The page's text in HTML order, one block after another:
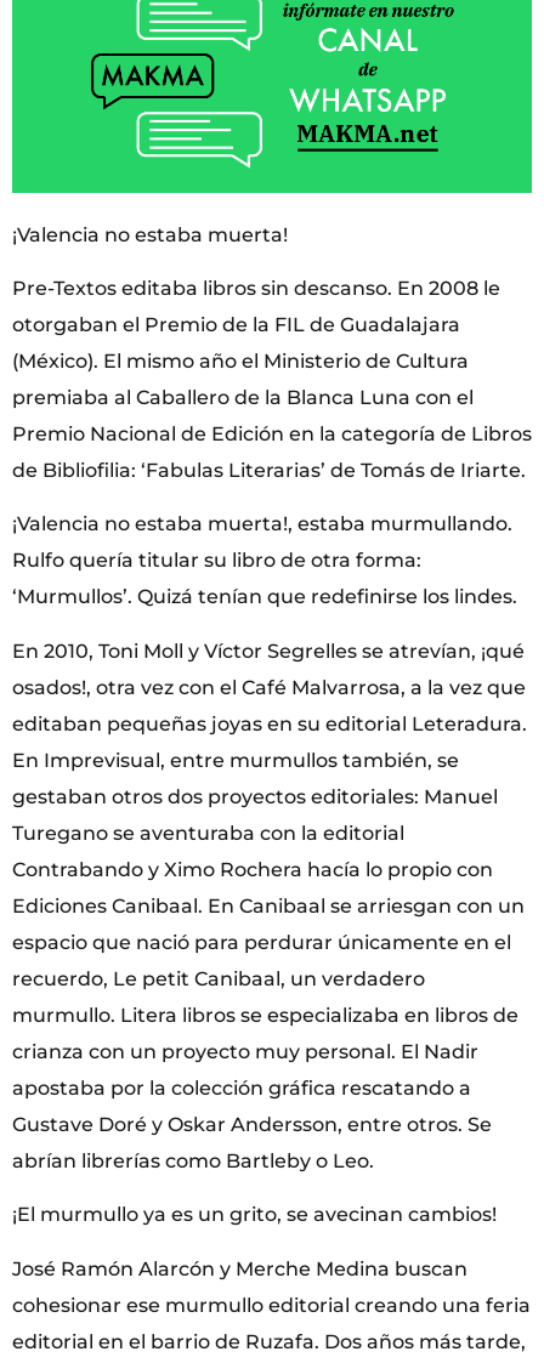
¡Valencia no estaba muerta!
Pre-Textos editaba libros sin descanso. En 2008 le
otorgaban el Premio de la FIL de Guadalajara
(México). El mismo año el Ministerio de Cultura
premiaba al Caballero de la Blanca Luna con el
Premio Nacional de Edición en la categoría de Libros
de Bibliofilia: ‘Fabulas Literarias’ de Tomás de Iriarte.
¡Valencia no estaba muerta!, estaba murmullando.
Rulfo quería titular su libro de otra forma:
‘Murmullos’. Quizá tenían que redefinirse los lindes.
En 2010, Toni Moll y Víctor Segrelles se atrevían, ¡qué
osados!, otra vez con el Café Malvarrosa, a la vez que
editaban pequeñas joyas en su editorial Leteradura.
En Imprevisual, entre murmullos también, se
gestaban otros dos proyectos editoriales: Manuel
Turegano se aventuraba con la editorial
Contrabando y Ximo Rochera hacía lo propio con
Ediciones Canibaal. En Canibaal se arriesgan con un
espacio que nació para perdurar únicamente en el
recuerdo, Le petit Canibaal, un verdadero
murmullo. Litera libros se especializaba en libros de
crianza con un proyecto muy personal. El Nadir
apostaba por la colección gráfica rescatando a
Gustave Doré y Oskar Andersson, entre otros. Se
abrían librerías como Bartleby o Leo.
¡El murmullo ya es un grito, se avecinan cambios!
José Ramón Alarcón y Merche Medina buscan
cohesionar ese murmullo editorial creando una feria
editorial en el barrio de Ruzafa. Dos años más tarde,